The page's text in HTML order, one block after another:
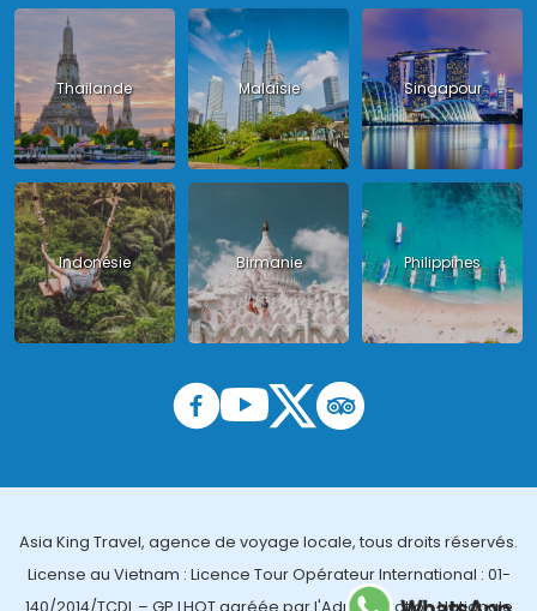
Thailande Malaisie Singapour
Indonésie Birmanie Philippines
Asia King Travel, agence de voyage locale, tous droits réservés.
License au Vietnam : Licence Tour Opérateur International : 01-
140/2014/TCDL – GP LHQT agréée par l'Administration Nationale